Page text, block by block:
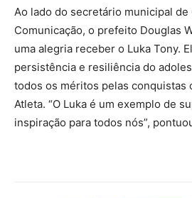
Ao lado do secretário municipal de
Comunicação, o prefeito Douglas
uma alegria receber o Luka Tony.
persistência e resiliência do
todos os méritos pelas conquistas
Atleta. “O Luka é um exemplo de
inspiração para todos nós”,